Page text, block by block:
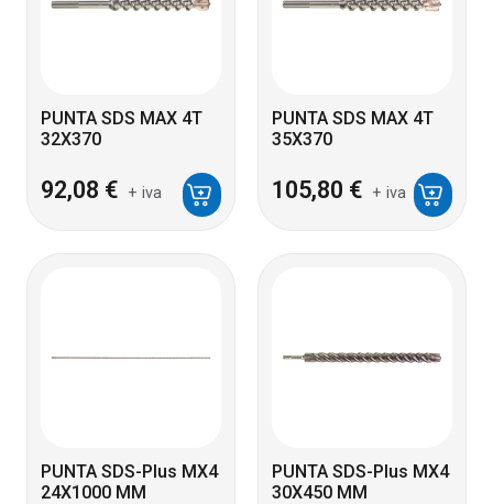
PUNTA SDS MAX 4T
32X370
92,08 € + iva
PUNTA SDS MAX 4T
35X370
105,80 € + iva
PUNTA SDS-Plus MX4
24X1000 MM
PUNTA SDS-Plus MX4
30X450 MM